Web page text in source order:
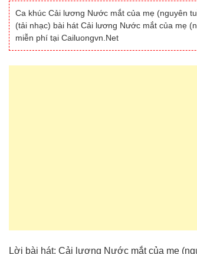
Ca khúc Cải lương Nước mắt của mẹ (nguyên
(tải nhạc) bài hát Cải lương Nước mắt của mẹ
miễn phí tại Cailuongvn.Net
Lời bài hát: Cải lương Nước mắt của mẹ